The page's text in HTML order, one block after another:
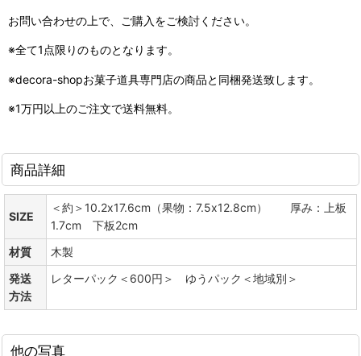
お問い合わせの上で、ご購入をご検討ください。
※全て1点限りのものとなります。
※decora-shopお菓子道具専門店の商品と同梱発送致します。
※1万円以上のご注文で送料無料。
商品詳細
SIZE
＜約＞10.2x17.6cm（果物：7.5x12.8cm） 厚み：上板
1.7cm 下板2cm
材質
木製
発送
方法
レターパック＜600円＞ ゆうパック＜地域別＞
他の写真